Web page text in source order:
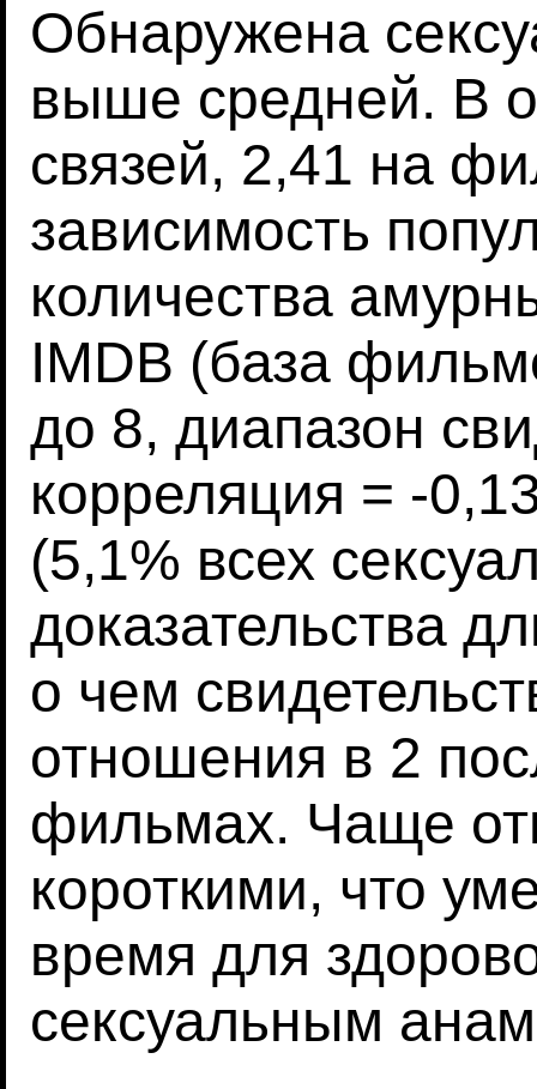
Обнаружена
выше средней. В
связей, 2,41 на
зависимость
количества
IMDB (база
до 8, диапазон
корреляция = -
(5,1% всех
доказательства
о чем
отношения в 2
фильмах. Чаще
короткими, что
время для
сексуальным